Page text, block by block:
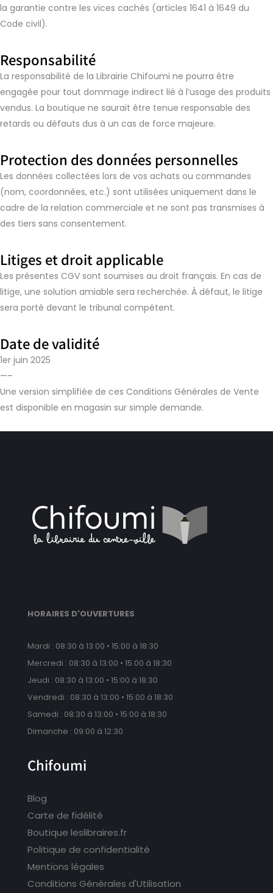
la garantie contre les vices cachés (articles 1641 à 1649 du
Code civil).
Responsabilité
La responsabilité de la Librairie Chifoumi ne pourra être
engagée pour tout dommage indirect lié à l’usage des produits
vendus. La boutique ne saurait être tenue responsable des
retards ou défauts dus à un cas de force majeure.
Protection des données personnelles
Les données collectées lors de vos achats ou commandes
(nom, coordonnées, etc.) sont utilisées uniquement dans le
cadre de la relation commerciale et ne sont pas transmises à
des tiers sans consentement.
Litiges et droit applicable
Les présentes CGV sont soumises au droit français. En cas de
litige, une solution amiable sera recherchée. À défaut, le litige
sera porté devant le tribunal compétent.
Date de validité
1er juin 2025
—–
Une version simplifiée de ces Conditions Générales de Vente
est disponible en magasin sur simple demande.
HORAIRES D'OUVERTURES
Mardi : 08:30 à 13:00 • 15:00 à 18:30
Mercredi : 08:30 à 13:00 • 15:00 à 18:30
Jeudi : 08:30 à 13:00 • 15:00 à 18:30
Vendredi : 08:30 à 13:00 • 15:00 à 18:30
Samedi : 08:30 à 13:00 • 15:00 à 18:30
Dimanche : 09:00 à 12:30
Chifoumi
Blog
Carte de fidélité
Boutique leslibraires.fr
Politique de confidentialité
Mentions légales
Conditions Générales d'Utilisation